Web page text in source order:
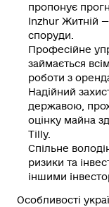
пропонує
Inzhur Житній —
споруди.
Професійне
займається
роботи з
Надійний
державою,
оцінку майна
Tilly.
Спільне
ризики та
іншими
Особливості